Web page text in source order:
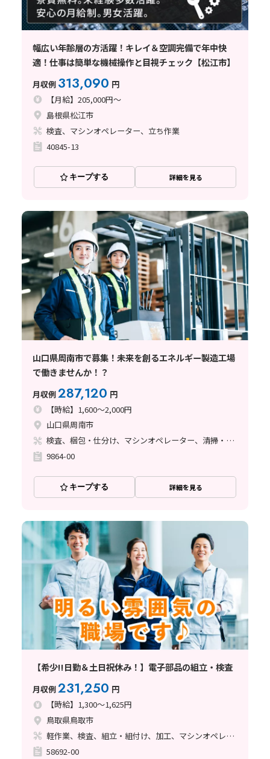
幅広い年齢層の方活躍！キレイ＆空調完備で年中快
適！仕事は簡単な機械操作と目視チェック【松江市】
月収例 313,090 円
【月給】205,000円～
島根県松江市
検査、マシンオペレーター、立ち作業
40845-13
キープする 詳細を見る
山口県周南市で募集！未来を創るエネルギー製造工場
で働きませんか！？
月収例287,120 円
【時給】1,600～2,000円
山口県周南市
検査、梱包・仕分け、マシンオペレーター、清掃・洗浄、フォークリフト、玉掛け・クレーン、立ち作業
9864-00
キープする 詳細を見る
【希少!!日勤＆土日祝休み！】電子部品の組立・検査
月収例231,250 円
【時給】1,300～1,625円
鳥取県鳥取市
軽作業、検査、組立・組付け、加工、マシンオペレーター、ハンダ付け、立ち作業
58692-00